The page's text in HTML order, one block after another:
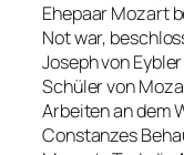
Ehepaar Mozart
Not war,
Joseph von
Schüler von
Arbeiten an dem
Constanzes